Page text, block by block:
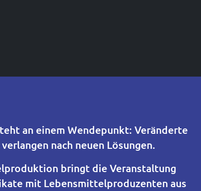
an einem Wendepunkt: Veränderte
nach neuen Lösungen.
bringt die Veranstaltung
mit Lebensmittelproduzenten aus